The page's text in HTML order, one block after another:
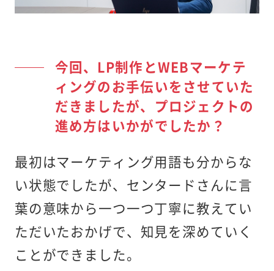
今回、LP制作とWEBマーケテ
ィングのお手伝いをさせていた
だきましたが、プロジェクトの
進め方はいかがでしたか？
最初はマーケティング用語も分からな
い状態でしたが、センタードさんに言
葉の意味から一つ一つ丁寧に教えてい
ただいたおかげで、知見を深めていく
ことができました。